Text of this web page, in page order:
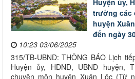
trưởng các
huyện
đến ngày
10:23 03/06/2025
315/TB-UBND: THÔNG BÁO Lịch
Huyện ủy, HĐND, UBND huyện,
chuyên môn huyện Xuân Lộc (Từ